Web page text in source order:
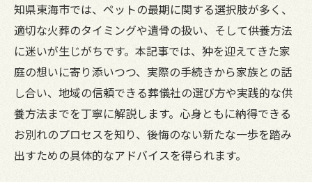
知県東海市では、ペットの最期に関する選択肢が多く、
適切な火葬のタイミングや遺骨の扱い、そして供養方法
に迷いが生じがちです。本記事では、狆を迎えてきた家
庭の想いに寄り添いつつ、実際の手続きから家族との話
し合い、地域の信頼できる葬儀社の選び方や実践的な供
養方法までを丁寧に解説します。心身ともに納得できる
お別れのプロセスを知り、後悔のない新たな一歩を踏み
出すための具体的なアドバイスを得られます。